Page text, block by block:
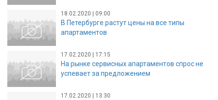
18.02.2020 | 09:00
В Петербурге растут цены на все типы
апартаментов
17.02.2020 | 17:15
На рынке сервисных апартаментов спрос не
успевает за предложением
17.02.2020 | 13:30